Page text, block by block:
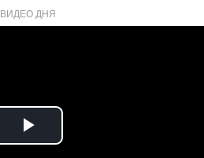
ВИДЕО ДНЯ
Play